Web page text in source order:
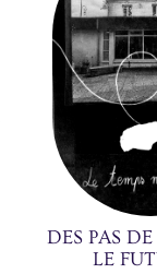
DES PAS
LE